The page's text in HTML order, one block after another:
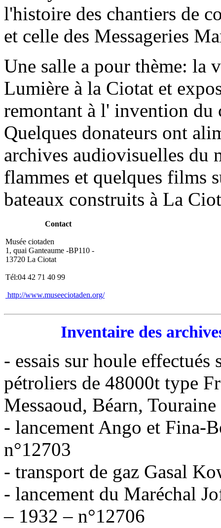
l'histoire des chantiers de
et celle des Messageries
Une salle a pour thème: la
Lumière à la Ciotat et
remontant à l' invention du
Quelques donateurs ont
archives audiovisuelles du
flammes et quelques films
bateaux construits à La
Contact
Musée ciotaden
1, quai Ganteaume -BP110 -
13720 La Ciotat
Tél:04 42 71 40 99
http://www.museeciotaden.org/
Inventaire des
- essais sur houle effectués
pétroliers de 48000t type
Messaoud, Béarn,
- lancement Ango et Fina-
n°12703
- transport de gaz Gasal
- lancement du Maréchal
– 1932 – n°12706